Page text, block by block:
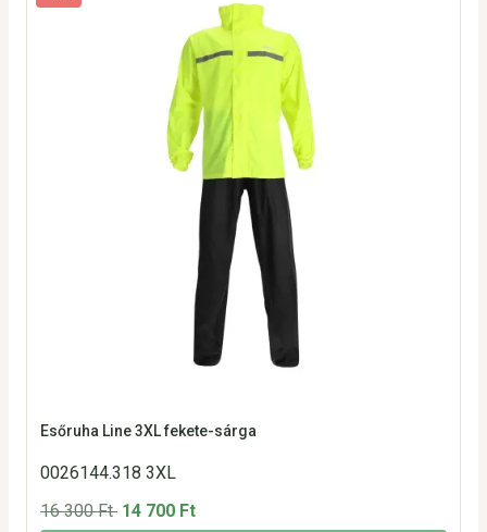
Esőruha Line 3XL fekete-sárga
0026144.318 3XL
16 300 Ft 14 700 Ft